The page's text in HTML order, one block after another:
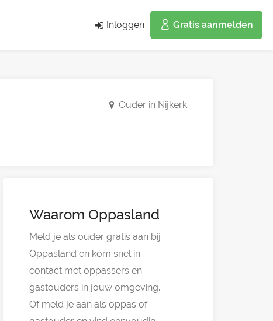
Inloggen Gratis aanmelden
Ouder in Nijkerk
Waarom Oppasland
Meld je als ouder gratis aan bij
Oppasland en kom snel in
contact met oppassers en
gastouders in jouw omgeving.
Of meld je aan als oppas of